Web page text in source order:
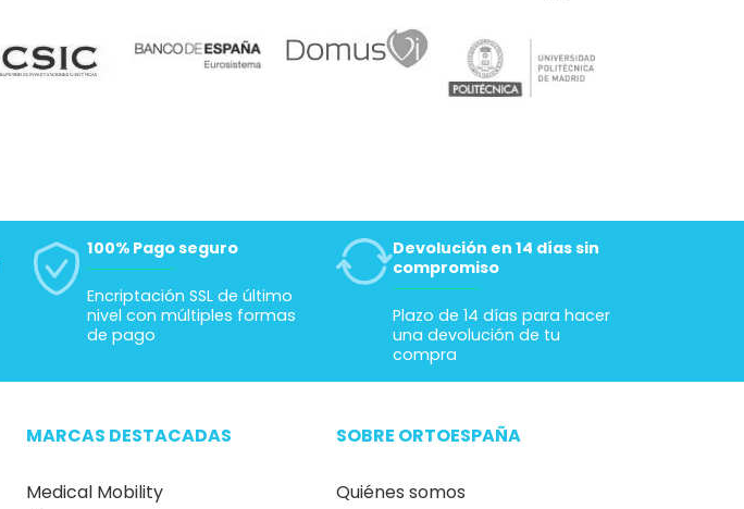
100% Pago seguro
Encriptación SSL de último
nivel con múltiples formas
de pago
Devolución en 14 días sin
compromiso
Plazo de 14 días para hacer
una devolución de tu
compra
MARCAS DESTACADAS
Medical Mobility
SOBRE ORTOESPAÑA
Quiénes somos